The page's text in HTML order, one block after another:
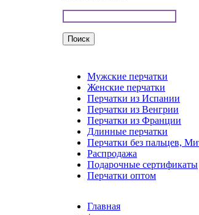
Мужские перчатки
Женские перчатки
Перчатки из Испании
Перчатки из Венгрии
Перчатки из Франции
Длинные перчатки
Перчатки без пальцев,
Распродажа
Подарочные сертификаты
Перчатки оптом
Главная